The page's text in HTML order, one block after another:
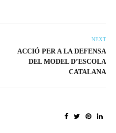
NEXT
ACCIÓ PER A LA DEFENSA
DEL MODEL D’ESCOLA
CATALANA